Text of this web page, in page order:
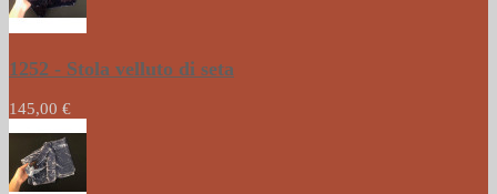
1252 - Stola velluto di seta
145,00 €